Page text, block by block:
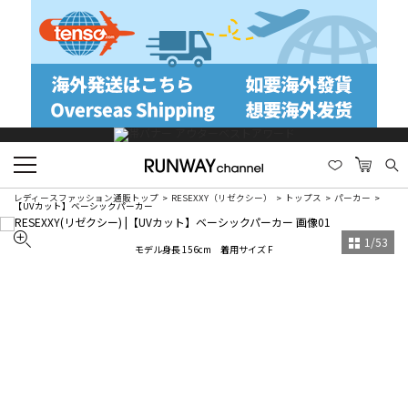
レディースファッション通販トップ RESEXXY（リゼクシー） トップス パーカー
【UVカット】ベーシックパーカー
モデル身長 156cm 着用サイズ F 1 /53